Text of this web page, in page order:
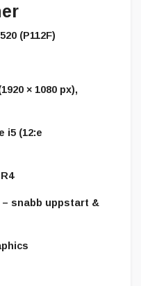
(P112F)
× 1080 px),
i5 (12:e
– snabb uppstart &